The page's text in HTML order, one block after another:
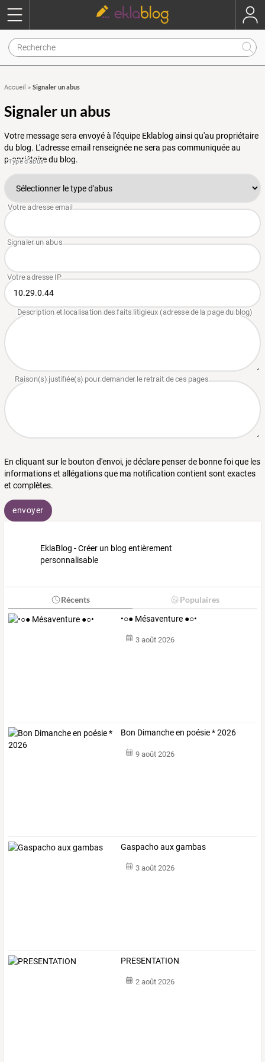
Accueil » Signaler un abus
Signaler un abus
Votre message sera envoyé à l'équipe Eklablog ainsi qu'au propriétaire
du blog. L'adresse email renseignée ne sera pas communiquée au
propriétaire du blog.
En cliquant sur le bouton d'envoi, je déclare penser de bonne foi que les
informations et allégations que ma notification contient sont exactes
et complètes.
envoyer
EklaBlog - Créer un blog entièrement
personnalisable
Récents Populaires
•○● Mésaventure ●○•
3 août 2026
Bon Dimanche en poésie * 2026
9 août 2026
Gaspacho aux gambas
3 août 2026
PRESENTATION
2 août 2026